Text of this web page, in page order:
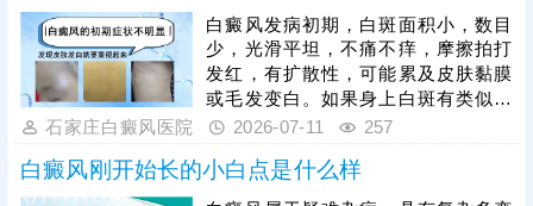
有极强的扩散性，若初期未及时干
预，白斑会逐渐加深、扩大，边界变
得清晰，数量增多，甚至相互融合成
大片白斑，增加治疗难度。初期是治
疗白癜风的黄金时机，对症治疗后恢
复速度快、复色率高。
白癜风发病初期，白斑面积小，数目
少，光滑平坦，不痛不痒，摩擦拍打
发红，有扩散性，可能累及皮肤黏膜
或毛发变白。如果身上白斑有类似症
状，可尽早就医，预约伍德灯、三维
下进行规范治疗，早期白斑对症用
药、照光治疗，复色希望大，对人负
石家庄白癜风医院 2026-07-11 257
白癜风刚开始长的小白点是什么样